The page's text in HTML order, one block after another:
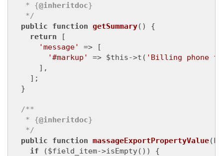
   * {
@inheritdoc}
   */
public
function getSummary()
{
return [
'message'
=> [
'#markup'
=> $this->t( 'Billing phone
      ],
    ];
  }
/**
   * {
@inheritdoc}
   */
public
function massageExportPropertyValue
if ($field_item->isEmpty()) {